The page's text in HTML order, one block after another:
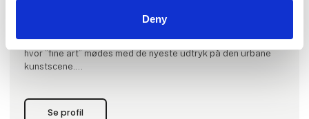
Deny
Galleriet tilstræber hermed at udstille kraftfuld kunst i
krydsfeltet mellem ”fine art" og "urban contemporary”, d.v.s.
hvor ”fine art” mødes med de nyeste udtryk på den urbane
kunstscene.
"urban art" hentes til Aalborg for at lave store gavlmalerier.
Se profil